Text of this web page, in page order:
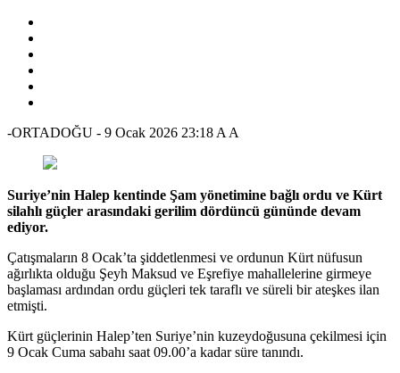
-ORTADOĞU - 9 Ocak 2026 23:18 A A
Suriye’nin Halep kentinde Şam yönetimine bağlı ordu ve Kürt
silahlı güçler arasındaki gerilim dördüncü gününde devam
ediyor.
Çatışmaların 8 Ocak’ta şiddetlenmesi ve ordunun Kürt nüfusun
ağırlıkta olduğu Şeyh Maksud ve Eşrefiye mahallelerine girmeye
başlaması ardından ordu güçleri tek taraflı ve süreli bir ateşkes ilan
etmişti.
Kürt güçlerinin Halep’ten Suriye’nin kuzeydoğusuna çekilmesi için
9 Ocak Cuma sabahı saat 09.00’a kadar süre tanındı.